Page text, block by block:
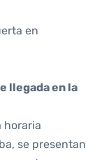
en
llegada en la
horaria
se presentan